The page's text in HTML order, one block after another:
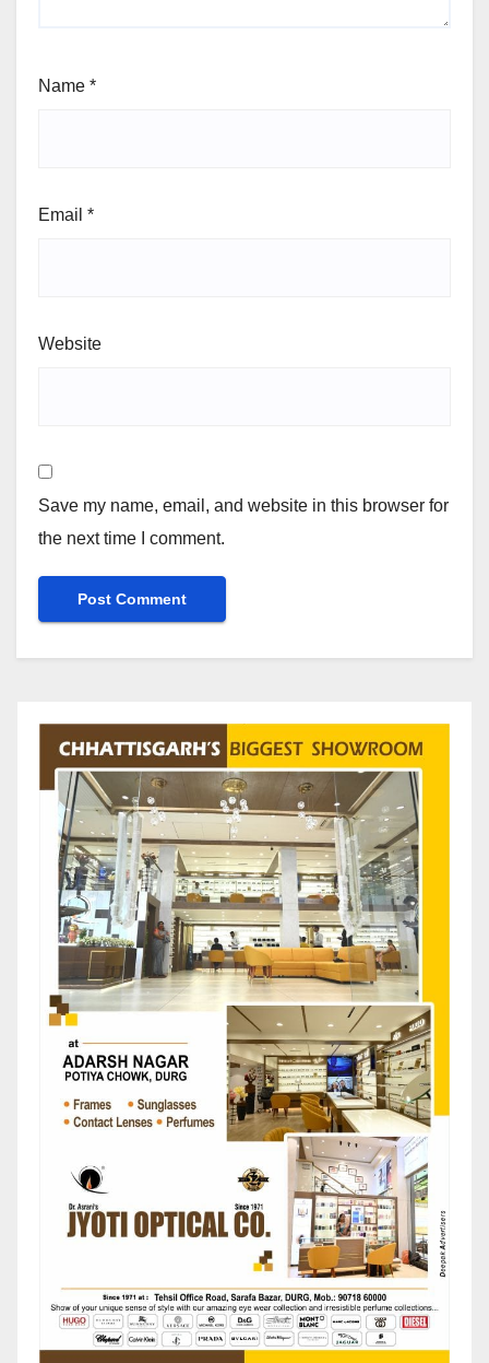
Name *
Email *
Website
Save my name, email, and website in this browser for
the next time I comment.